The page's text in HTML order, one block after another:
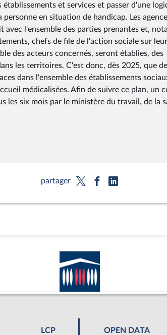
et services et passer d'une
en situation de handicap. Les
l'ensemble des parties prenantes et,
chefs de file de l'action sociale sur
des acteurs concernés, seront établies, des
les territoires. C'est donc, dès 2025, que
dans l'ensemble des établissements
médicalisées. Afin de suivre ce plan, un
six mois par le ministère du travail, de la
partager
LCP OPEN DATA